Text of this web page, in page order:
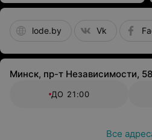
lode.by Vk
Минск, пр-т Независимости,
ДО 21:00
Все